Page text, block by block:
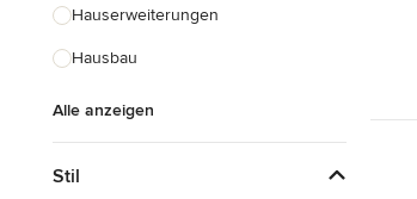
Hauserweiterungen
Hausbau
Alle anzeigen
Stil